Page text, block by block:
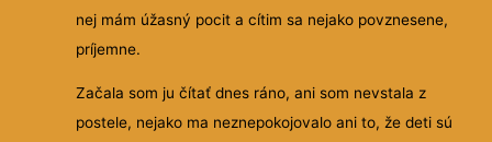
nej mám úžasný pocit a cítim sa nejako povznesene,
príjemne.
Začala som ju čítať dnes ráno, ani som nevstala z
postele, nejako ma neznepokojovalo ani to, že deti sú